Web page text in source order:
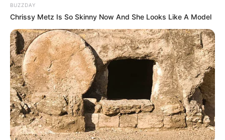
(foto: instagram/zulfamaharani)
Biodata & Profil
Nama Lengkap: Zulfa Maharani Putri
Nama Panggung: Zulfa Maharani
Nama Panggilan: Zulfa
Tempat, Tanggal Lahir: Jakarta, 10 Desember 1999
BUZZDAY
Chrissy Metz Is So Skinny Now And She Looks Like A Model